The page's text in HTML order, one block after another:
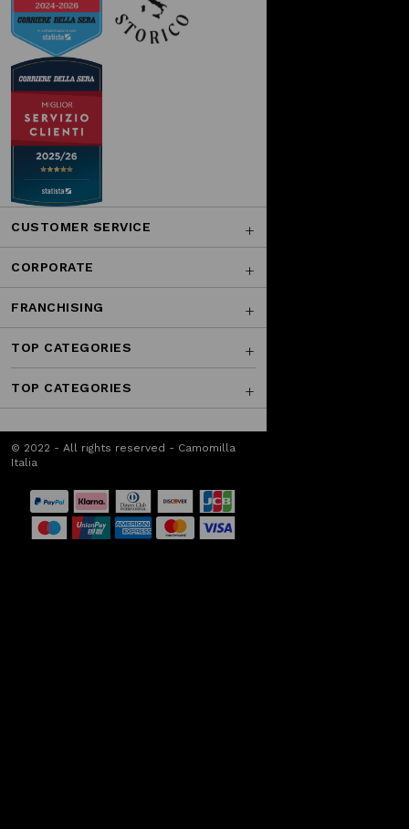
CUSTOMER SERVICE
CORPORATE
FRANCHISING
TOP CATEGORIES
TOP CATEGORIES
© 2022 - All rights reserved - Camomilla
Italia